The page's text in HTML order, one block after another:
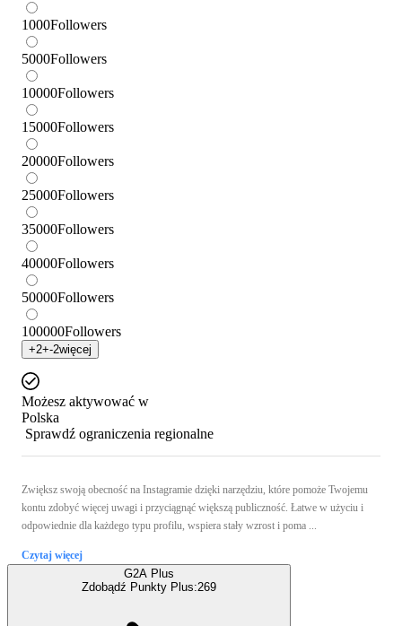
1000Followers
5000Followers
10000Followers
15000Followers
20000Followers
25000Followers
35000Followers
40000Followers
50000Followers
100000Followers
+2+-2więcej
Możesz aktywować w
Polska
Sprawdź ograniczenia regionalne
Zwiększ swoją obecność na Instagramie dzięki narzędziu, które pomoże Twojemu
kontu zdobyć więcej uwagi i przyciągnąć większą publiczność. Łatwe w użyciu i
odpowiednie dla każdego typu profilu, wspiera stały wzrost i poma ...
Czytaj więcej
G2A Plus
Zdobądź Punkty Plus:269